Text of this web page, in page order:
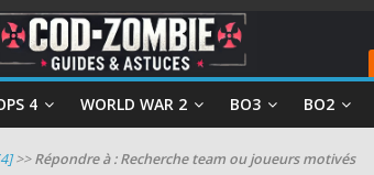
4 WORLD WAR 2 BO3 BO2
>>Répondre à : Recherche team ou joueurs motivés